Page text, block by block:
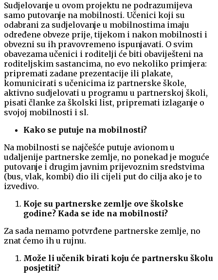
Sudjelovanje u ovom projektu ne podrazumijeva
samo putovanje na mobilnosti. Učenici koji su
odabrani za sudjelovanje u mobilnostima imaju
određene obveze prije, tijekom i nakon mobilnosti i
obvezni su ih pravovremeno ispunjavati. O svim
obavezama učenici i roditelji će biti obaviješteni na
roditeljskim sastancima, no evo nekoliko primjera:
pripremati zadane prezentacije ili plakate,
komunicirati s učenicima iz partnerske škole,
aktivno sudjelovati u programu u partnerskoj školi,
pisati članke za školski list, pripremati izlaganje o
svojoj mobilnosti i sl.
Kako se putuje na mobilnosti?
Na mobilnosti se najčešće putuje avionom u
udaljenije partnerske zemlje, no ponekad je moguće
putovanje i drugim javnim prijevoznim sredstvima
(bus, vlak, kombi) dio ili cijeli put do cilja ako je to
izvedivo.
Koje su partnerske zemlje ove školske
godine? Kada se ide na mobilnosti?
Za sada nemamo potvrđene partnerske zemlje, no
znat ćemo ih u rujnu.
Može li učenik birati koju će partnersku školu
posjetiti?